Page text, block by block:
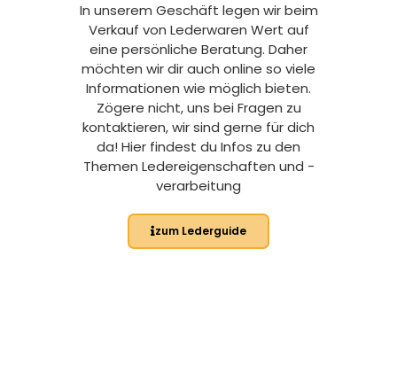
In unserem Geschäft legen wir beim
Verkauf von Lederwaren Wert auf
eine persönliche Beratung. Daher
möchten wir dir auch online so viele
Informationen wie möglich bieten.
Zögere nicht, uns bei Fragen zu
kontaktieren, wir sind gerne für dich
da! Hier findest du Infos zu den
Themen Ledereigenschaften und -
verarbeitung
zum Lederguide